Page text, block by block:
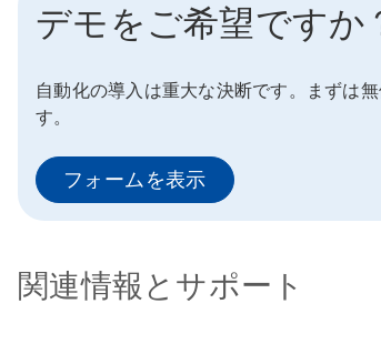
デモをご希望ですか
自動化の導入は重大な決断です。まずは
す。
フォームを表示
関連情報とサポート